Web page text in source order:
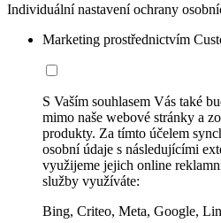
Individuální nastavení ochrany
Marketing prostřednictvím
S Vaším souhlasem Vás také
mimo naše webové stránky a
produkty. Za tímto účelem
osobní údaje s následujícími
využijeme jejich online
služby využíváte:
Bing, Criteo, Meta, Google,